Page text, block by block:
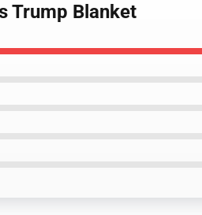
Trump Blanket